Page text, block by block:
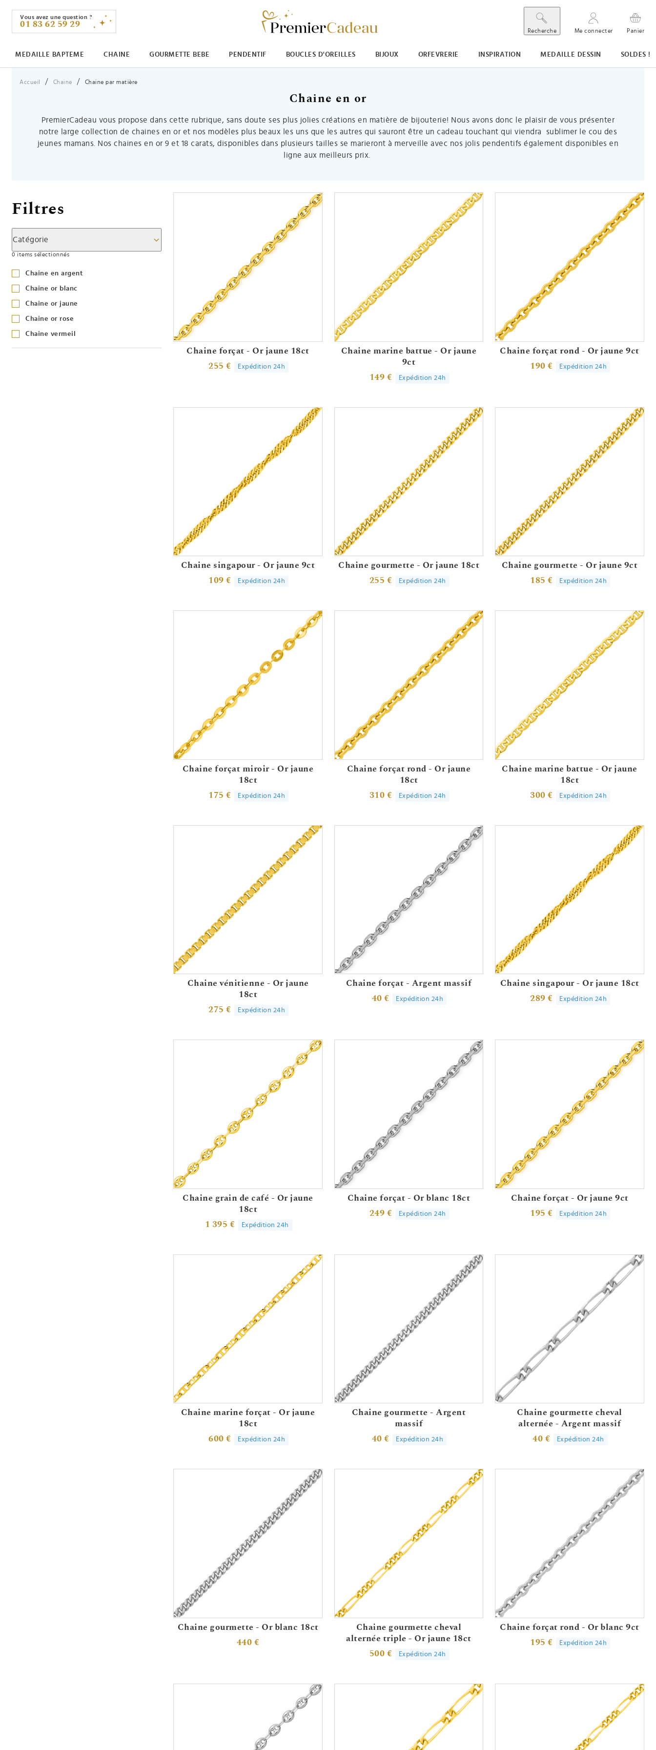
Vous avez une question ?
01 83 62 59 29
Recherche Me connecter Panier
MEDAILLE BAPTEME CHAINE GOURMETTE BEBE PENDENTIF BOUCLES D'OREILLES BIJOUX ORFEVRERIE INSPIRATION MEDAILLE DESSIN SOLDES !
Vous êtes ici :
Accueil Chaine Chaine par matière
Chaine en or
PremierCadeau vous propose dans cette rubrique, sans doute ses plus jolies créations en matière de bijouterie! Nous avons donc le plaisir de vous présenter
notre large collection de chaines en or et nos modèles plus beaux les uns que les autres qui sauront être un cadeau touchant qui viendra sublimer le cou des
jeunes mamans. Nos chaines en or 9 et 18 carats, disponibles dans plusieurs tailles se marieront à merveille avec nos jolis pendentifs également disponibles en
ligne aux meilleurs prix.
Filtres
Catégorie
0 items sélectionnés
Chaine en argent
Chaine or blanc
Chaine or jaune
Chaine or rose
Chaine vermeil
Chaine forçat - Or jaune 18ct
255 €
Expédition 24h
Chaine marine battue - Or jaune
9ct
149 €
Expédition 24h
Chaine forçat rond - Or jaune 9ct
190 €
Expédition 24h
Chaine singapour - Or jaune 9ct
109 €
Expédition 24h
Chaine gourmette - Or jaune 18ct
255 €
Expédition 24h
Chaine gourmette - Or jaune 9ct
185 €
Expédition 24h
Chaine forçat miroir - Or jaune
18ct
175 €
Expédition 24h
Chaine forçat rond - Or jaune
18ct
310 €
Expédition 24h
Chaine marine battue - Or jaune
18ct
300 €
Expédition 24h
Chaine vénitienne - Or jaune
18ct
275 €
Expédition 24h
Chaine forçat - Argent massif
40 €
Expédition 24h
Chaine singapour - Or jaune 18ct
289 €
Expédition 24h
Chaine grain de café - Or jaune
18ct
1 395 €
Expédition 24h
Chaine forçat - Or blanc 18ct
249 €
Expédition 24h
Chaine forçat - Or jaune 9ct
195 €
Expédition 24h
Chaine marine forçat - Or jaune
18ct
600 €
Expédition 24h
Chaine gourmette - Argent
massif
40 €
Expédition 24h
Chaine gourmette cheval
alternée - Argent massif
40 €
Expédition 24h
Chaine gourmette - Or blanc 18ct
440 €
Chaine gourmette cheval
alternée triple - Or jaune 18ct
500 €
Expédition 24h
Chaine forçat rond - Or blanc 9ct
195 €
Expédition 24h